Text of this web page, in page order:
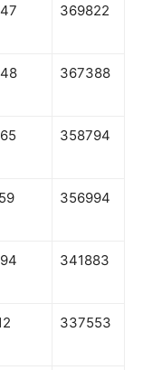
369822
367388
358794
356994
341883
337553